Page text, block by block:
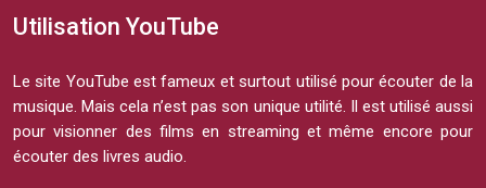
Utilisation YouTube
Le site YouTube est fameux et surtout utilisé pour écouter de la
musique. Mais cela n’est pas son unique utilité. Il est utilisé aussi
pour visionner des films en streaming et même encore pour
écouter des livres audio.